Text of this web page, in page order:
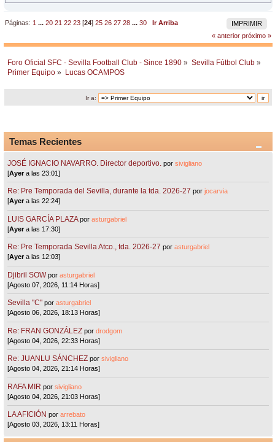
IMPRIMIR
Páginas: 1 ...20 21 22 23 [24]25 26 27 28 ...30
Ir Arriba
« anterior próximo »
Foro Oficial SFC - Sevilla Football Club - Since 1890 » Sevilla Fútbol Club »
Primer Equipo » Lucas OCAMPOS
Ir a:
Temas Recientes
JOSÉ IGNACIO NAVARRO. Director deportivo. porsivigliano
[Ayera las 23:01]
Re: Pre Temporada del Sevilla, durante la tda. 2026-27 porjocarvia
[Ayera las 22:24]
LUIS GARCÍA PLAZA porasturgabriel
[Ayera las 17:30]
Re: Pre Temporada Sevilla Atco., tda. 2026-27 porasturgabriel
[Ayera las 12:03]
Djibril SOW porasturgabriel
[Agosto 07, 2026, 11:14 Horas]
Sevilla "C"porasturgabriel
[Agosto 06, 2026, 18:13 Horas]
Re: FRAN GONZÁLEZ pordrodgom
[Agosto 04, 2026, 22:33 Horas]
Re: JUANLU SÁNCHEZ porsivigliano
[Agosto 04, 2026, 21:14 Horas]
RAFA MIR porsivigliano
[Agosto 04, 2026, 21:03 Horas]
LA AFICIÓN porarrebato
[Agosto 03, 2026, 13:11 Horas]